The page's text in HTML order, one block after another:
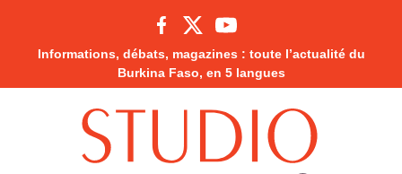
Informations, débats, magazines : toute l’actualité du
Burkina Faso, en 5 langues